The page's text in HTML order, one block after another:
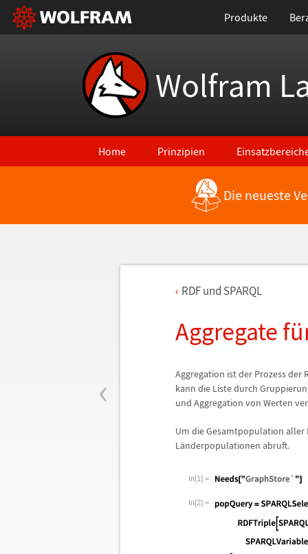
Produkte
Wolfram
Home Prinzipien
Die neueste
‹
RDF und SPARQL
Aggregate fü
Aggregation ist der Prozess der
kann die Liste durch
und Aggregation von Werten
Um die Gesamtpopulation aller
Länderpopulationen abruft.
In[1]:=
In[2]:=